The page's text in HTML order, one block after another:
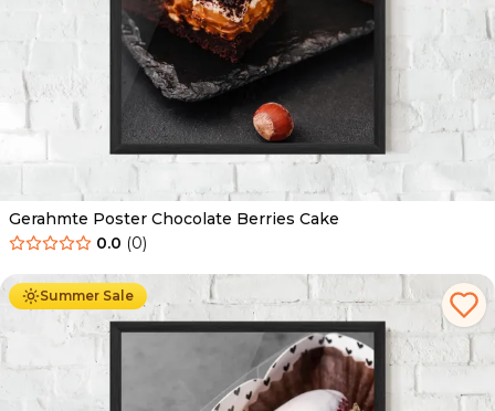
Gerahmte Poster Chocolate Berries Cake
0.0 (0)
Summer Sale
Ab 49.90 € 29.90